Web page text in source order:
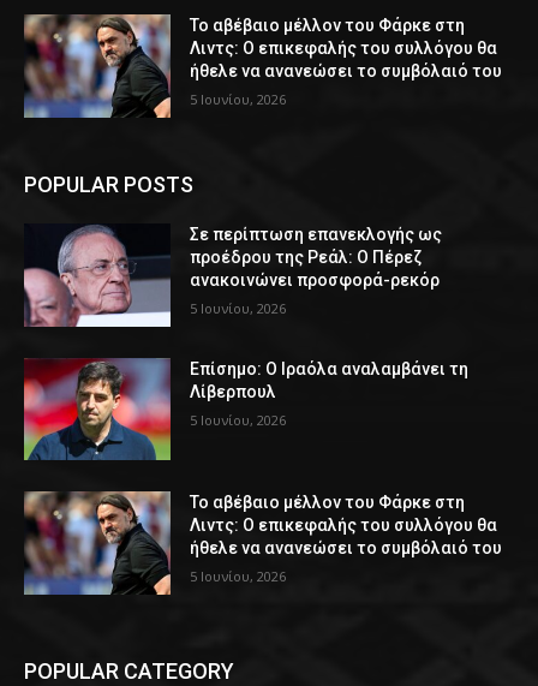
Το αβέβαιο μέλλον του Φάρκε στη
Λιντς: Ο επικεφαλής του συλλόγου θα
ήθελε να ανανεώσει το συμβόλαιό του
5 Ιουνίου, 2026
POPULAR POSTS
Σε περίπτωση επανεκλογής ως
προέδρου της Ρεάλ: Ο Πέρεζ
ανακοινώνει προσφορά-ρεκόρ
5 Ιουνίου, 2026
Επίσημο: Ο Ιραόλα αναλαμβάνει τη
Λίβερπουλ
5 Ιουνίου, 2026
Το αβέβαιο μέλλον του Φάρκε στη
Λιντς: Ο επικεφαλής του συλλόγου θα
ήθελε να ανανεώσει το συμβόλαιό του
5 Ιουνίου, 2026
POPULAR CATEGORY